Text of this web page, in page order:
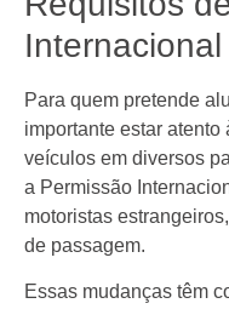
Internacional
Para quem pretende
importante estar
veículos em diversos
a Permissão
motoristas
de passagem.
Essas mudanças têm